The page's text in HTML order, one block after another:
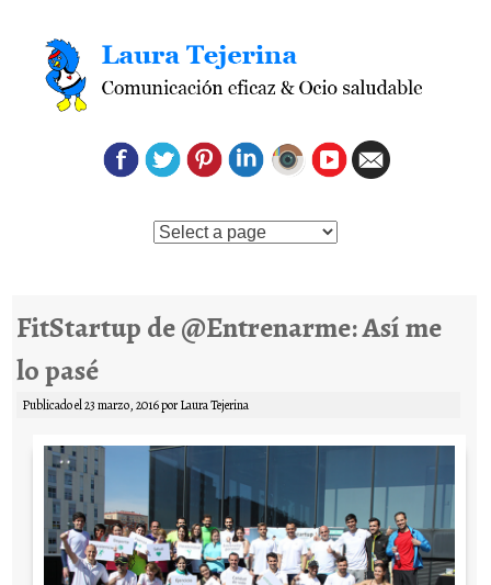
Saltar al contenido
FitStartup de @Entrenarme: Así me
lo pasé
Publicado el23 marzo, 2016porLaura Tejerina